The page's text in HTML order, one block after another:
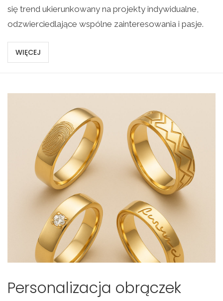
się trend ukierunkowany na projekty indywidualne,
odzwierciedlające wspólne zainteresowania i pasje.
WIĘCEJ
Personalizacja obrączek